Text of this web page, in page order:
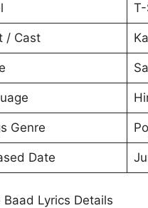
/ Cast
Genre
Date
Baad Lyrics Details